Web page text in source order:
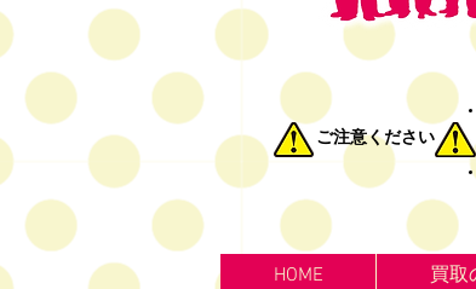
ご注意ください
HOME 買取